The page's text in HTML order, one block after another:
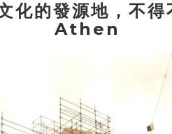
化的發源地，不
Athen